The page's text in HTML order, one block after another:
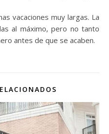
vacaciones muy largas. La
al máximo, pero no tanto
antes de que se acaben.